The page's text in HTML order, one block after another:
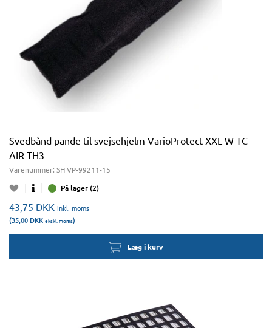
Svedbånd pande til svejsehjelm VarioProtect XXL-W TC
AIR TH3
Varenummer: SH VP-99211-15
På lager (2)
43,75 DKK inkl. moms
(35,00 DKK ekskl. moms)
Læg i kurv